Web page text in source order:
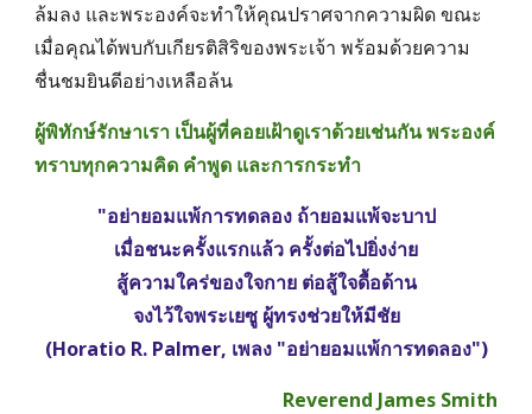
ล้มลง และพระองค์จะทำให้คุณปราศจากความผิด ขณะ
เมื่อคุณได้พบกับเกียรติสิริของพระเจ้า พร้อมด้วยความ
ชื่นชมยินดีอย่างเหลือล้น
ผู้พิทักษ์รักษาเรา เป็นผู้ที่คอยเฝ้าดูเราด้วยเช่นกัน พระองค์
ทราบทุกความคิด คำพูด และการกระทำ
"อย่ายอมแพ้การทดลอง ถ้ายอมแพ้จะบาป
เมื่อชนะครั้งแรกแล้ว ครั้งต่อไปยิ่งง่าย
สู้ความใคร่ของใจกาย ต่อสู้ใจดื้อด้าน
จงไว้ใจพระเยซู ผู้ทรงช่วยให้มีชัย
(Horatio R. Palmer, เพลง "อย่ายอมแพ้การทดลอง")
Reverend James Smith